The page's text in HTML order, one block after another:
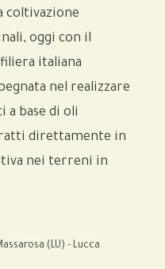
coltivazione
oggi con il
italiana
nel realizzare
base di oli
direttamente in
nei terreni in
(LU) - Lucca